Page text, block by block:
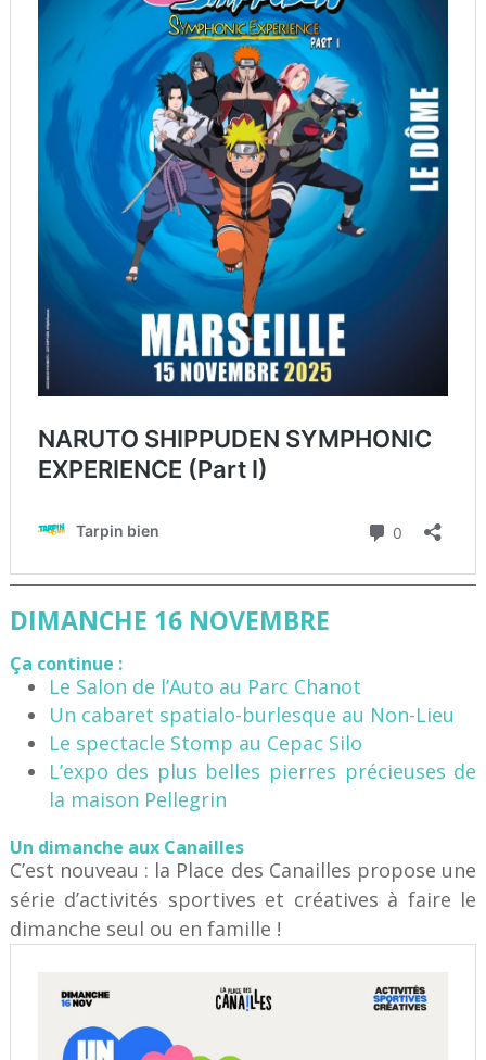
DIMANCHE 16 NOVEMBRE
Ça continue :
Le Salon de l’Auto au Parc Chanot
Un cabaret spatialo-burlesque au Non-Lieu
Le spectacle Stomp au Cepac Silo
L’expo des plus belles pierres précieuses de
la maison Pellegrin
Un dimanche aux Canailles
C’est nouveau : la Place des Canailles propose une
série d’activités sportives et créatives à faire le
dimanche seul ou en famille !